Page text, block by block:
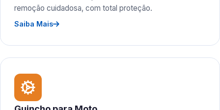
remoção cuidadosa, com total proteção.
Saiba Mais